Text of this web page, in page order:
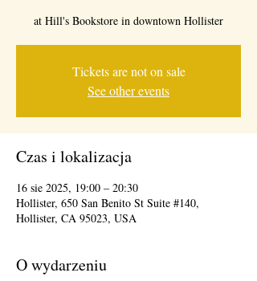
at Hill's Bookstore in downtown Hollister
Tickets are not on sale
See other events
Czas i lokalizacja
16 sie 2025, 19:00 – 20:30
Hollister, 650 San Benito St Suite #140,
Hollister, CA 95023, USA
O wydarzeniu